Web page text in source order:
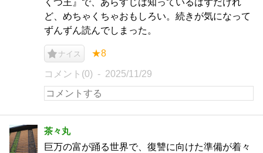
くつ王』で、あらすじは知っているはずだけれ
ど、めちゃくちゃおもしろい。続きが気になって
ずんずん読んでしまった。
ナイス ★8
コメント(0) 2025/11/29
茶々丸
巨万の富が踊る世界で、復讐に向けた準備が着々